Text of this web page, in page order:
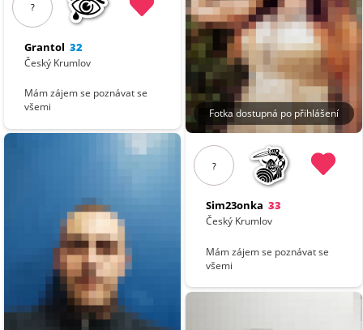
?
Grantol 32
Český Krumlov
Mám zájem se poznávat se
všemi
Fotka dostupná po přihlášení
?
Sim23onka 33
Český Krumlov
Mám zájem se poznávat se
všemi